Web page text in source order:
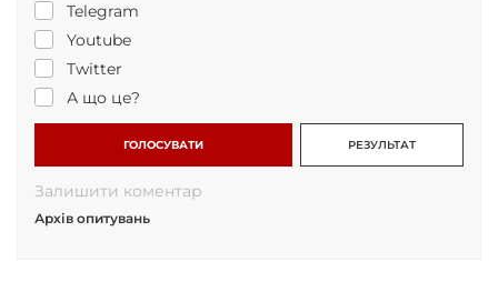
Telegram
Youtube
Twitter
А що це?
ГОЛОСУВАТИ РЕЗУЛЬТАТ
Залишити коментар
Архів опитувань